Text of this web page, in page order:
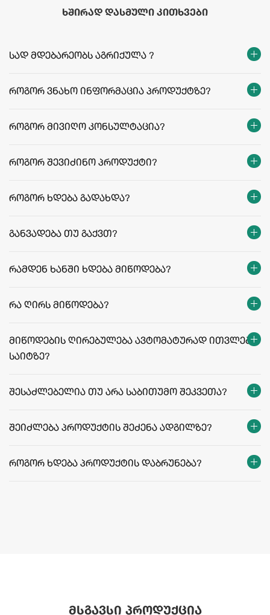
ხშირად დასმული კითხვები
სად მდებარეობს აგრიქულა ?
როგორ ვნახო ინფორმაცია პროდუქტზე?
როგორ მივიღო კონსულტაცია?
როგორ შევიძინო პროდუქტი?
როგორ ხდება გადახდა?
განვადება თუ გაქვთ?
რამდენ ხანში ხდება მიწოდება?
რეგიონები:
რა ღირს მიწოდება?
მიწოდების ღირებულება ავტომატურად ითვლება
საიტზე?
შესაძლებელია თუ არა საბითუმო შეკვეთა?
შეიძლება პროდუქტის შეძენა ადგილზე?
როგორ ხდება პროდუქტის დაბრუნება?
მსგავსი პროდუქცია